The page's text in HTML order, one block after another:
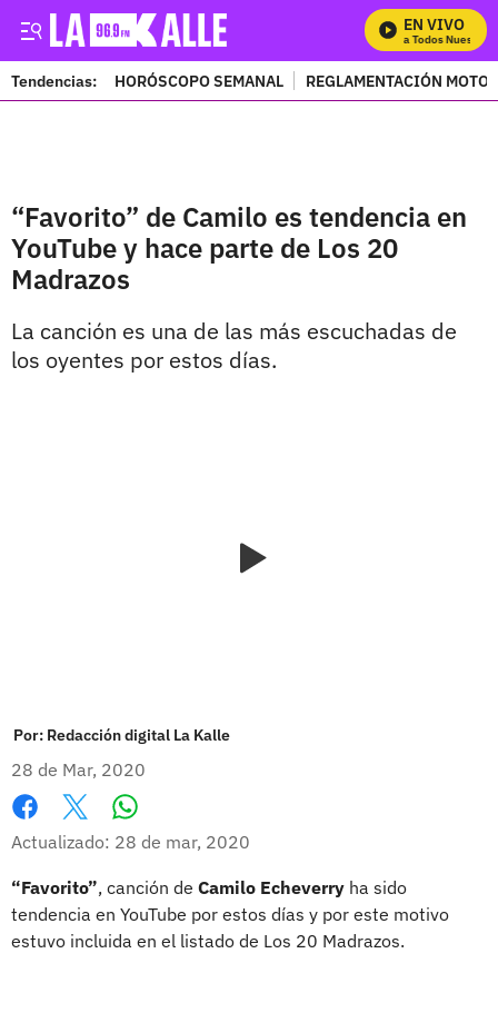
EN VIVO
Mira Todos Nuestros
Tendencias: HORÓSCOPO SEMANAL REGLAMENTACIÓN
“Favorito” de Camilo es tendencia en
YouTube y hace parte de Los 20
Madrazos
La canción es una de las más escuchadas de
los oyentes por estos días.
Por: Redacción digital La Kalle
28 de Mar, 2020
Facebook
X Whatsapp
Actualizado: 28 de mar, 2020
“Favorito”, canción de Camilo Echeverry ha sido
tendencia en YouTube por estos días y por este motivo
estuvo incluida en el listado de Los 20 Madrazos.